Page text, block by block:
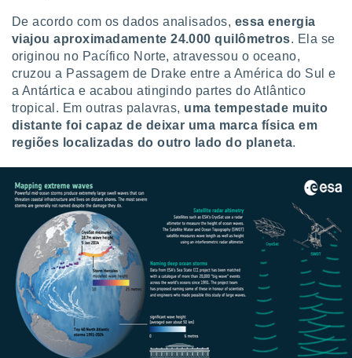
dados
através
estudos
de
1199
De acordo com os dados analisados, essa energia
viajou aproximadamente 24.000 quilômetros. Ela se
originou no Pacífico Norte, atravessou o oceano,
cruzou a Passagem de Drake entre a América do Sul e
a Antártica e acabou atingindo partes do Atlântico
tropical. Em outras palavras, uma tempestade muito
distante foi capaz de deixar uma marca física em
regiões localizadas do outro lado do planeta.